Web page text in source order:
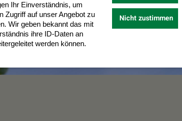
Ihr Einverständnis, um
Zugriff auf unser Angebot zu
Wir geben bekannt das mit
ihre ID-Daten an
werden können.
Nicht zustimmen